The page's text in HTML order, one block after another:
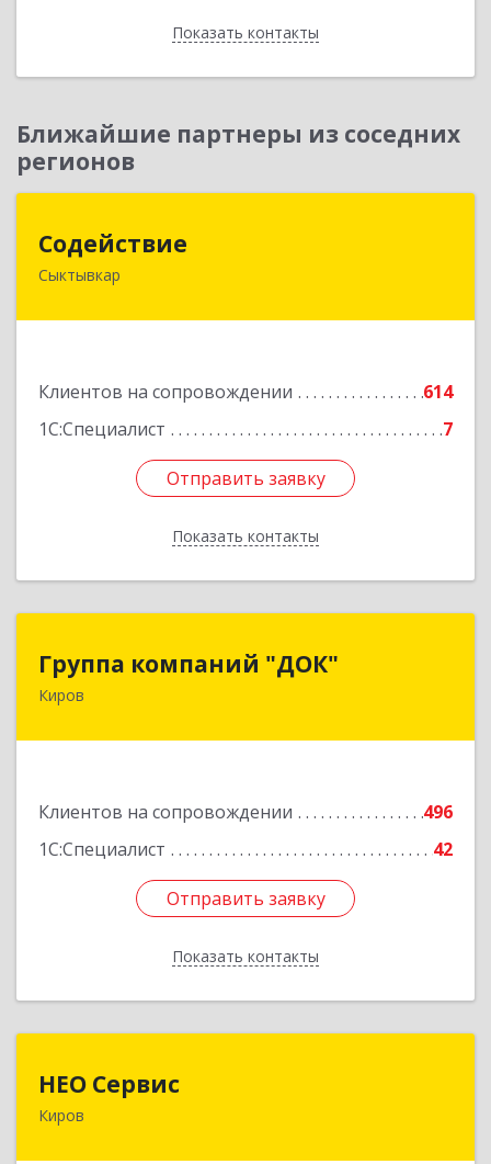
Показать контакты
Назад
Ближайшие партнеры из соседних
регионов
Содействие
Сыктывкар
Клиентов на сопровождении
614
1С:Специалист
7
Отправить заявку
Показать контакты
167004, Коми Респ, Сыктывкар г, Первомайская
Отправить заявку
Назад
Группа компаний "ДОК"
Киров
Клиентов на сопровождении
496
1С:Специалист
42
Отправить заявку
Показать контакты
Группа компаний "ДОК"
610017, Кировская обл, Киров г, Горького ул,
Отправить заявку
Назад
НЕО Сервис
Киров610045, Кировская обл, Киров г, Ульяновская